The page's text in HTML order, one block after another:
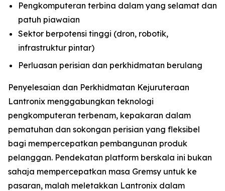
Pengkomputeran terbina dalam yang selamat dan
patuh piawaian
Sektor berpotensi tinggi (dron, robotik,
infrastruktur pintar)
Perluasan perisian dan perkhidmatan berulang
Penyelesaian dan Perkhidmatan Kejuruteraan
Lantronix menggabungkan teknologi
pengkomputeran terbenam, kepakaran dalam
pematuhan dan sokongan perisian yang fleksibel
bagi mempercepatkan pembangunan produk
pelanggan. Pendekatan platform berskala ini bukan
sahaja mempercepatkan masa Gremsy untuk ke
pasaran, malah meletakkan Lantronix dalam